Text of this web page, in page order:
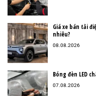
Giá xe bán tải
nhiêu?
08.08.2026
Bóng đèn LED
07.08.2026